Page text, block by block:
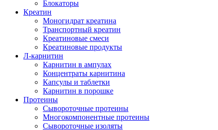
Блокаторы
Креатин
Моногидрат креатина
Транспортный креатин
Креатиновые смеси
Креатиновые продукты
Л-карнитин
Карнитин в ампулах
Концентраты карнитина
Капсулы и таблетки
Карнитин в порошке
Протеины
Сывороточные протеины
Многокомпонентные протеины
Сывороточные изоляты